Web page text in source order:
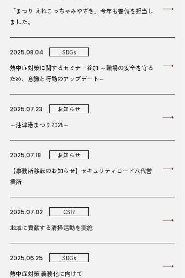
「まつり えれこっちゃみやざき」今年も警備を担当し
ました。
2025.08.04 SDGs
熱中症対策に関するセミナー参加 ～職場の安全を守る
ため、意識と行動のアップデート～
2025.07.23 お知らせ
～油津港まつり2025～
2025.07.18 お知らせ
【事務所移転のお知らせ】セキュリティロード八代営
業所
2025.07.02 CSR
地域に貢献する清掃活動を実施
2025.06.25 SDGs
熱中症対策 義務化に向けて